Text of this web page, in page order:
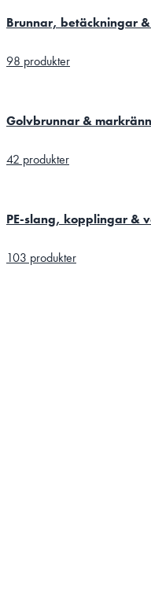
Brunnar, betäckningar
98 produkter
Golvbrunnar &
42 produkter
PE-slang, kopplingar &
103 produkter